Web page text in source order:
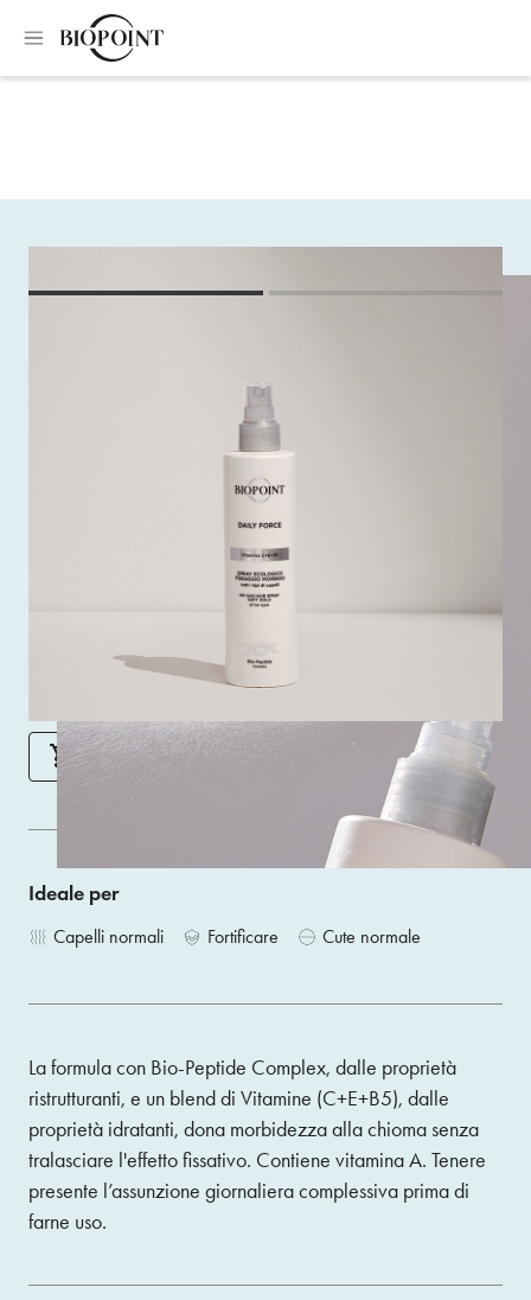
Spray ecologico
rinforzante
Fissatore no gas invisibile con tenuta morbida,
caratterizzato da una nebulizzazione molto fine e
leggera. Ideale per dare struttura al look in modo naturale
ACQUISTA
Ideale per
Capelli normali Fortificare Cute normale
La formula con Bio-Peptide Complex, dalle proprietà
ristrutturanti, e un blend di Vitamine (C+E+B5), dalle
proprietà idratanti, dona morbidezza alla chioma senza
tralasciare l'effetto fissativo. Contiene vitamina A. Tenere
presente l’assunzione giornaliera complessiva prima di
farne uso.